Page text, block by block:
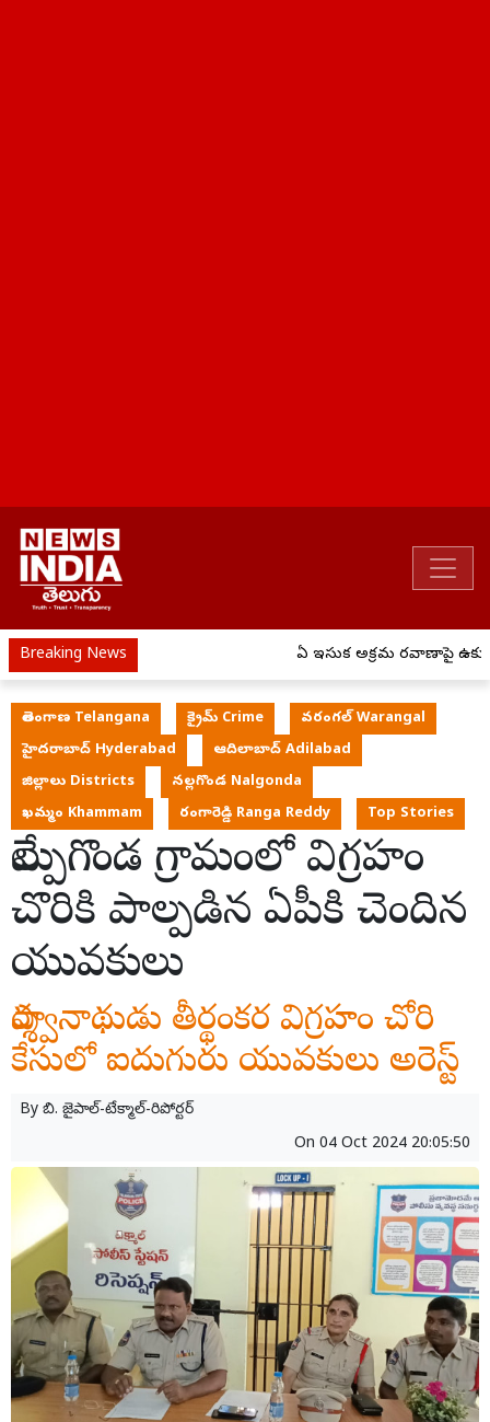
Breaking News ఏపీ ఇసుక అక్రమ రవాణాపై
తెలంగాణ Telangana క్రైమ్ Crime
వరంగల్ Warangal
హైదరాబాద్ Hyderabad
ఆదిలాబాద్ Adilabad
జిల్లాలు Districts
నల్లగొండ Nalgonda
ఖమ్మం Khammam
రంగారెడ్డి Ranga Reddy Top Stories
వేల్పుగొండ గ్రామంలో విగ్రహం
చొరికి పాల్పడిన ఏపీకి చెందిన
యువకులు
పార్శ్వనాథుడు తీర్థంకర విగ్రహం చోరి
కేసులో ఐదుగురు యువకులు అరెస్ట్
By బి. జైపాల్-టేక్మాల్-రిపోర్టర్
On 04 Oct 2024 20:05:50